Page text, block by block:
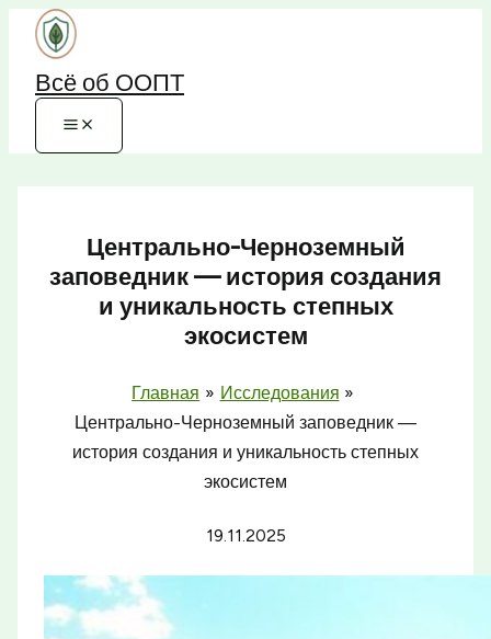
Перейти
содержимому
Всё об ООПТ
Центрально-Черноземный
заповедник — история создания
и уникальность степных
экосистем
Главная
Исследования
Центрально-Черноземный заповедник —
история создания и уникальность степных
экосистем
19.11.2025